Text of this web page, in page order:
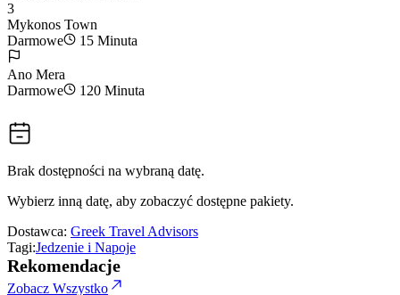
3
Mykonos Town
Darmowe
15 Minuta
Ano Mera
Darmowe
120 Minuta
Brak dostępności na wybraną datę.
Wybierz inną datę, aby zobaczyć dostępne pakiety.
Dostawca: Greek Travel Advisors
Tagi:Jedzenie i Napoje
Rekomendacje
Zobacz Wszystko